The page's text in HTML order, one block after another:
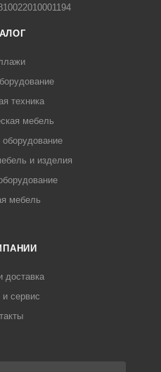
техника
мебель
оборудование
и изделия
мебель
доставка
сервис